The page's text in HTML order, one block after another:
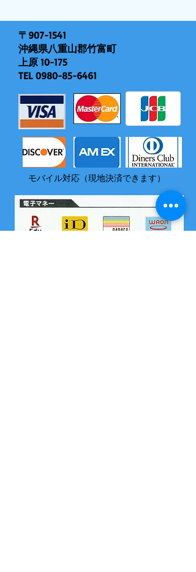
〒907-1541
沖縄県八重山郡竹富町
上原 10-175
TEL 0980-85-6461
モバイル対応（現地決済できます）